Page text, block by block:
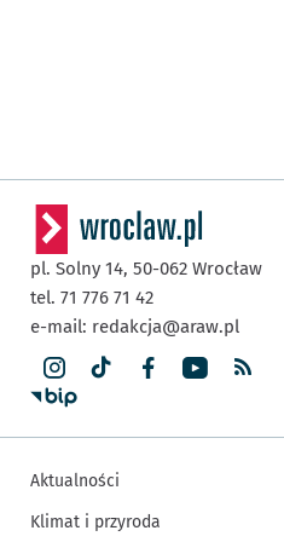
pl. Solny 14, 50-062 Wrocław
tel. 71 776 71 42
e-mail: redakcja@araw.pl
Aktualności
Klimat i przyroda